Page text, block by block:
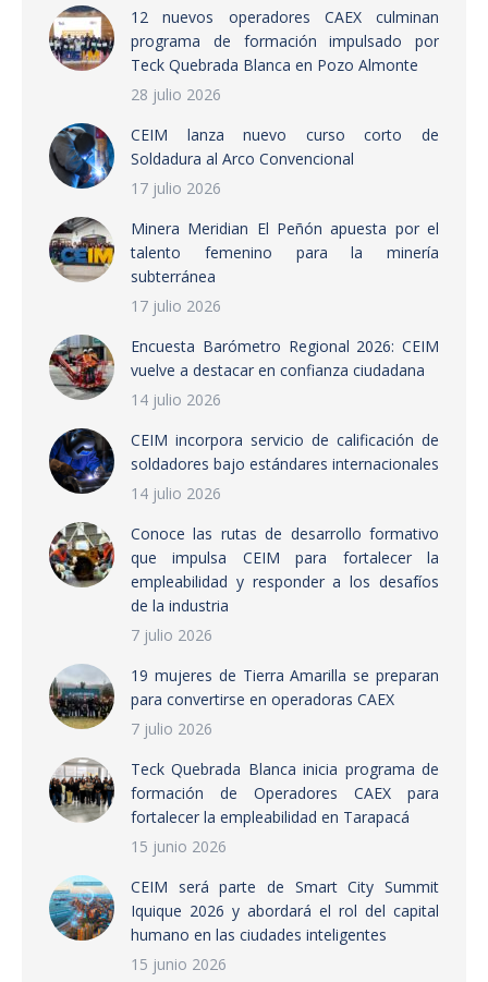
12 nuevos operadores CAEX culminan
programa de formación impulsado por
Teck Quebrada Blanca en Pozo Almonte
28 julio 2026
CEIM lanza nuevo curso corto de
Soldadura al Arco Convencional
17 julio 2026
Minera Meridian El Peñón apuesta por el
talento femenino para la minería
subterránea
17 julio 2026
Encuesta Barómetro Regional 2026: CEIM
vuelve a destacar en confianza ciudadana
14 julio 2026
CEIM incorpora servicio de calificación de
soldadores bajo estándares internacionales
14 julio 2026
Conoce las rutas de desarrollo formativo
que impulsa CEIM para fortalecer la
empleabilidad y responder a los desafíos
de la industria
7 julio 2026
19 mujeres de Tierra Amarilla se preparan
para convertirse en operadoras CAEX
7 julio 2026
Teck Quebrada Blanca inicia programa de
formación de Operadores CAEX para
fortalecer la empleabilidad en Tarapacá
15 junio 2026
CEIM será parte de Smart City Summit
Iquique 2026 y abordará el rol del capital
humano en las ciudades inteligentes
15 junio 2026